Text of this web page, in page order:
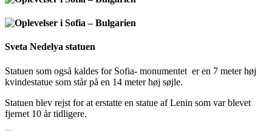
Sveta Nedelya statuen
Statuen som også kaldes for Sofia- monumentet er en 7 meter høj
kvindestatue som står på en 14 meter høj søjle.
Statuen blev rejst for at erstatte en statue af Lenin som var blevet
fjernet 10 år tidligere.